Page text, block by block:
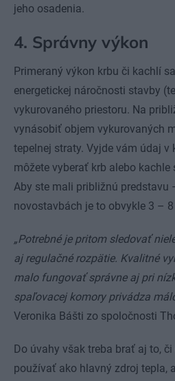
jeho osadenia.
4. Správny výkon
Primeraný výkon krbu či kachlí
energetickej náročnosti stavby
vykurovaného priestoru. Na
vynásobiť objem vykurovaných
tepelnej straty. Vyjde vám údaj v
môžete vyberať krb alebo
Aby ste mali približnú predstavu
novostavbách je to obvykle 3 – 8
„Potrebné je pritom sledovať
aj regulačné rozpätie. Kvalitné
malo fungovať správne aj pri
spaľovacej komory privádza
Veronika Bášti zo spoločnosti
Do úvahy však treba brať aj to,
používať ako hlavný zdroj tepla,